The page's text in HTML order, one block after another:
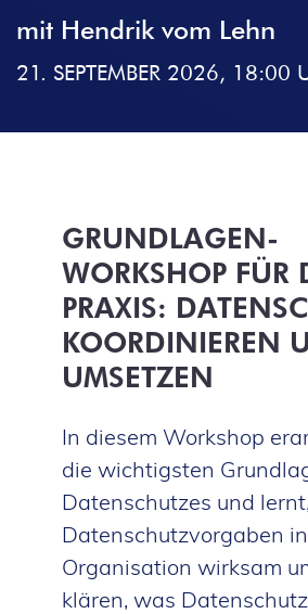
mit Hendrik vom Lehn
21. SEPTEMBER 2026, 18:00
GRUNDLAGEN-
WORKSHOP FÜR
PRAXIS:
KOORDINIEREN
UMSETZEN
In diesem Workshop
die wichtigsten
Datenschutzes und
Datenschutzvorgaben
Organisation wirksam
klären, was